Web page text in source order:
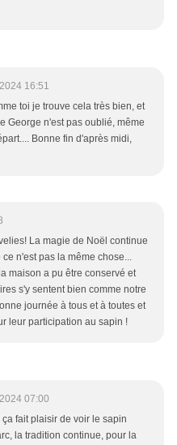
16:51
toi je trouve cela très bien, et
George n'est pas oublié, même
Bonne fin d'après midi,
La magie de Noël continue
n'est pas la même chose...
maison a pu être conservé et
s'y sentent bien comme notre
journée à tous et à toutes et
leur participation au sapin !
07:00
fait plaisir de voir le sapin
la tradition continue, pour la